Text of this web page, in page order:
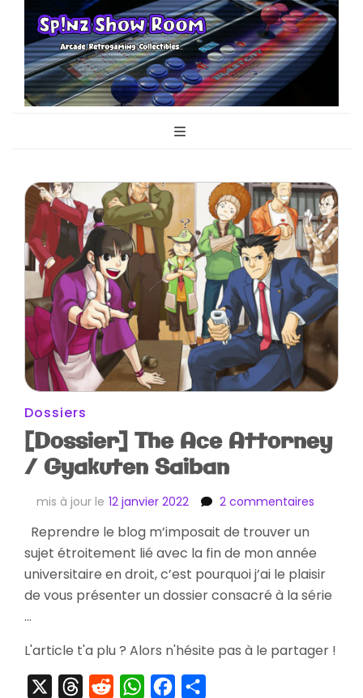
Sp!nz Show
Room
Dossiers
[Dossier] The Ace Attorney
/ Gyakuten Saiban
mis à jour le 12 janvier 2022 2 commentaires
Ace
Attorney
Reprendre le blog m’imposait de trouver un
sujet étroitement lié avec la fin de mon année
universitaire en droit, c’est pourquoi j’ai le plaisir
de vous présenter un dossier consacré à la série
…
L'article t'a plu ? Alors n'hésite pas à le partager !
ThreadsRedditWhatsAppFacebook